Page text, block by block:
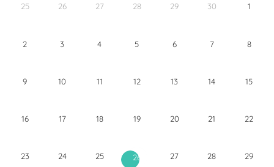
25 26 27 28 29 30 1
2 3 4 5 6 7 8
9 10 11 12 13 14 15
16 17 18 19 20 21 22
23 24 25 26 27 28 29